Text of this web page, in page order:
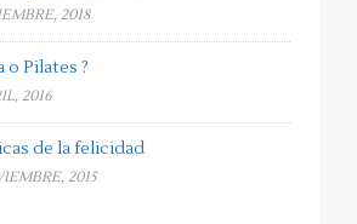
2018
o Pilates ?
2016
de la felicidad
2015